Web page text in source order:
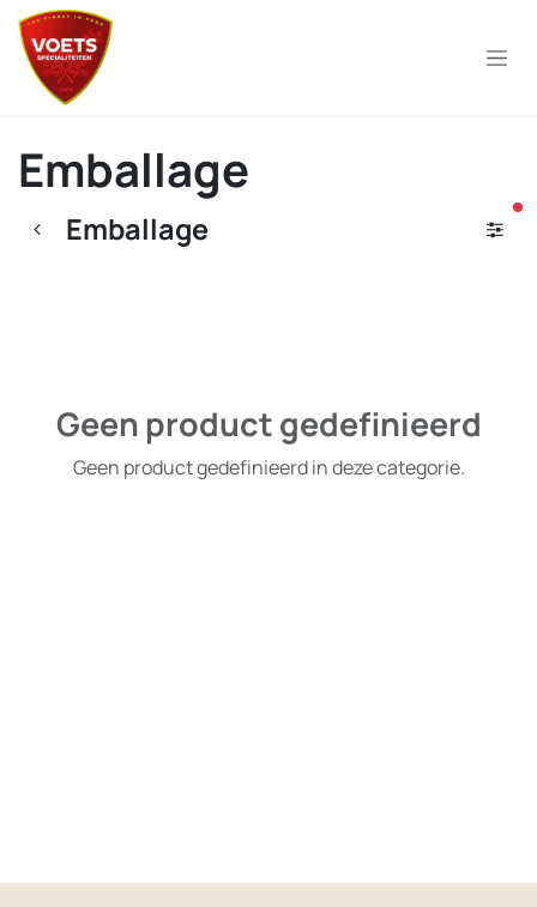
Overslaan naar inhoud
Emballage
Emballage
Geen product gedefinieerd
Geen product gedefinieerd in deze categorie.